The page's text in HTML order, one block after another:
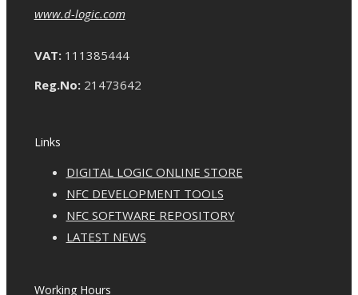
www.d-logic.com
VAT:111385444
Reg.No:21473642
Links
DIGITAL LOGIC ONLINE STORE
NFC DEVELOPMENT TOOLS
NFC SOFTWARE REPOSITORY
LATEST NEWS
Working Hours